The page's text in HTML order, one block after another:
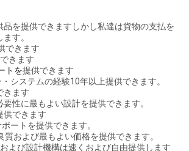
品を提供できますしかし私達は貨物の支払を
す。
できます
きます
トを提供できます
システムの経験10年以上提供できます。
きます
要性に最もよい設計を提供できます。
供できます
ートを提供できます。
質および最もよい価格を提供できます。
よび設計機構は速くおよび自由提供します